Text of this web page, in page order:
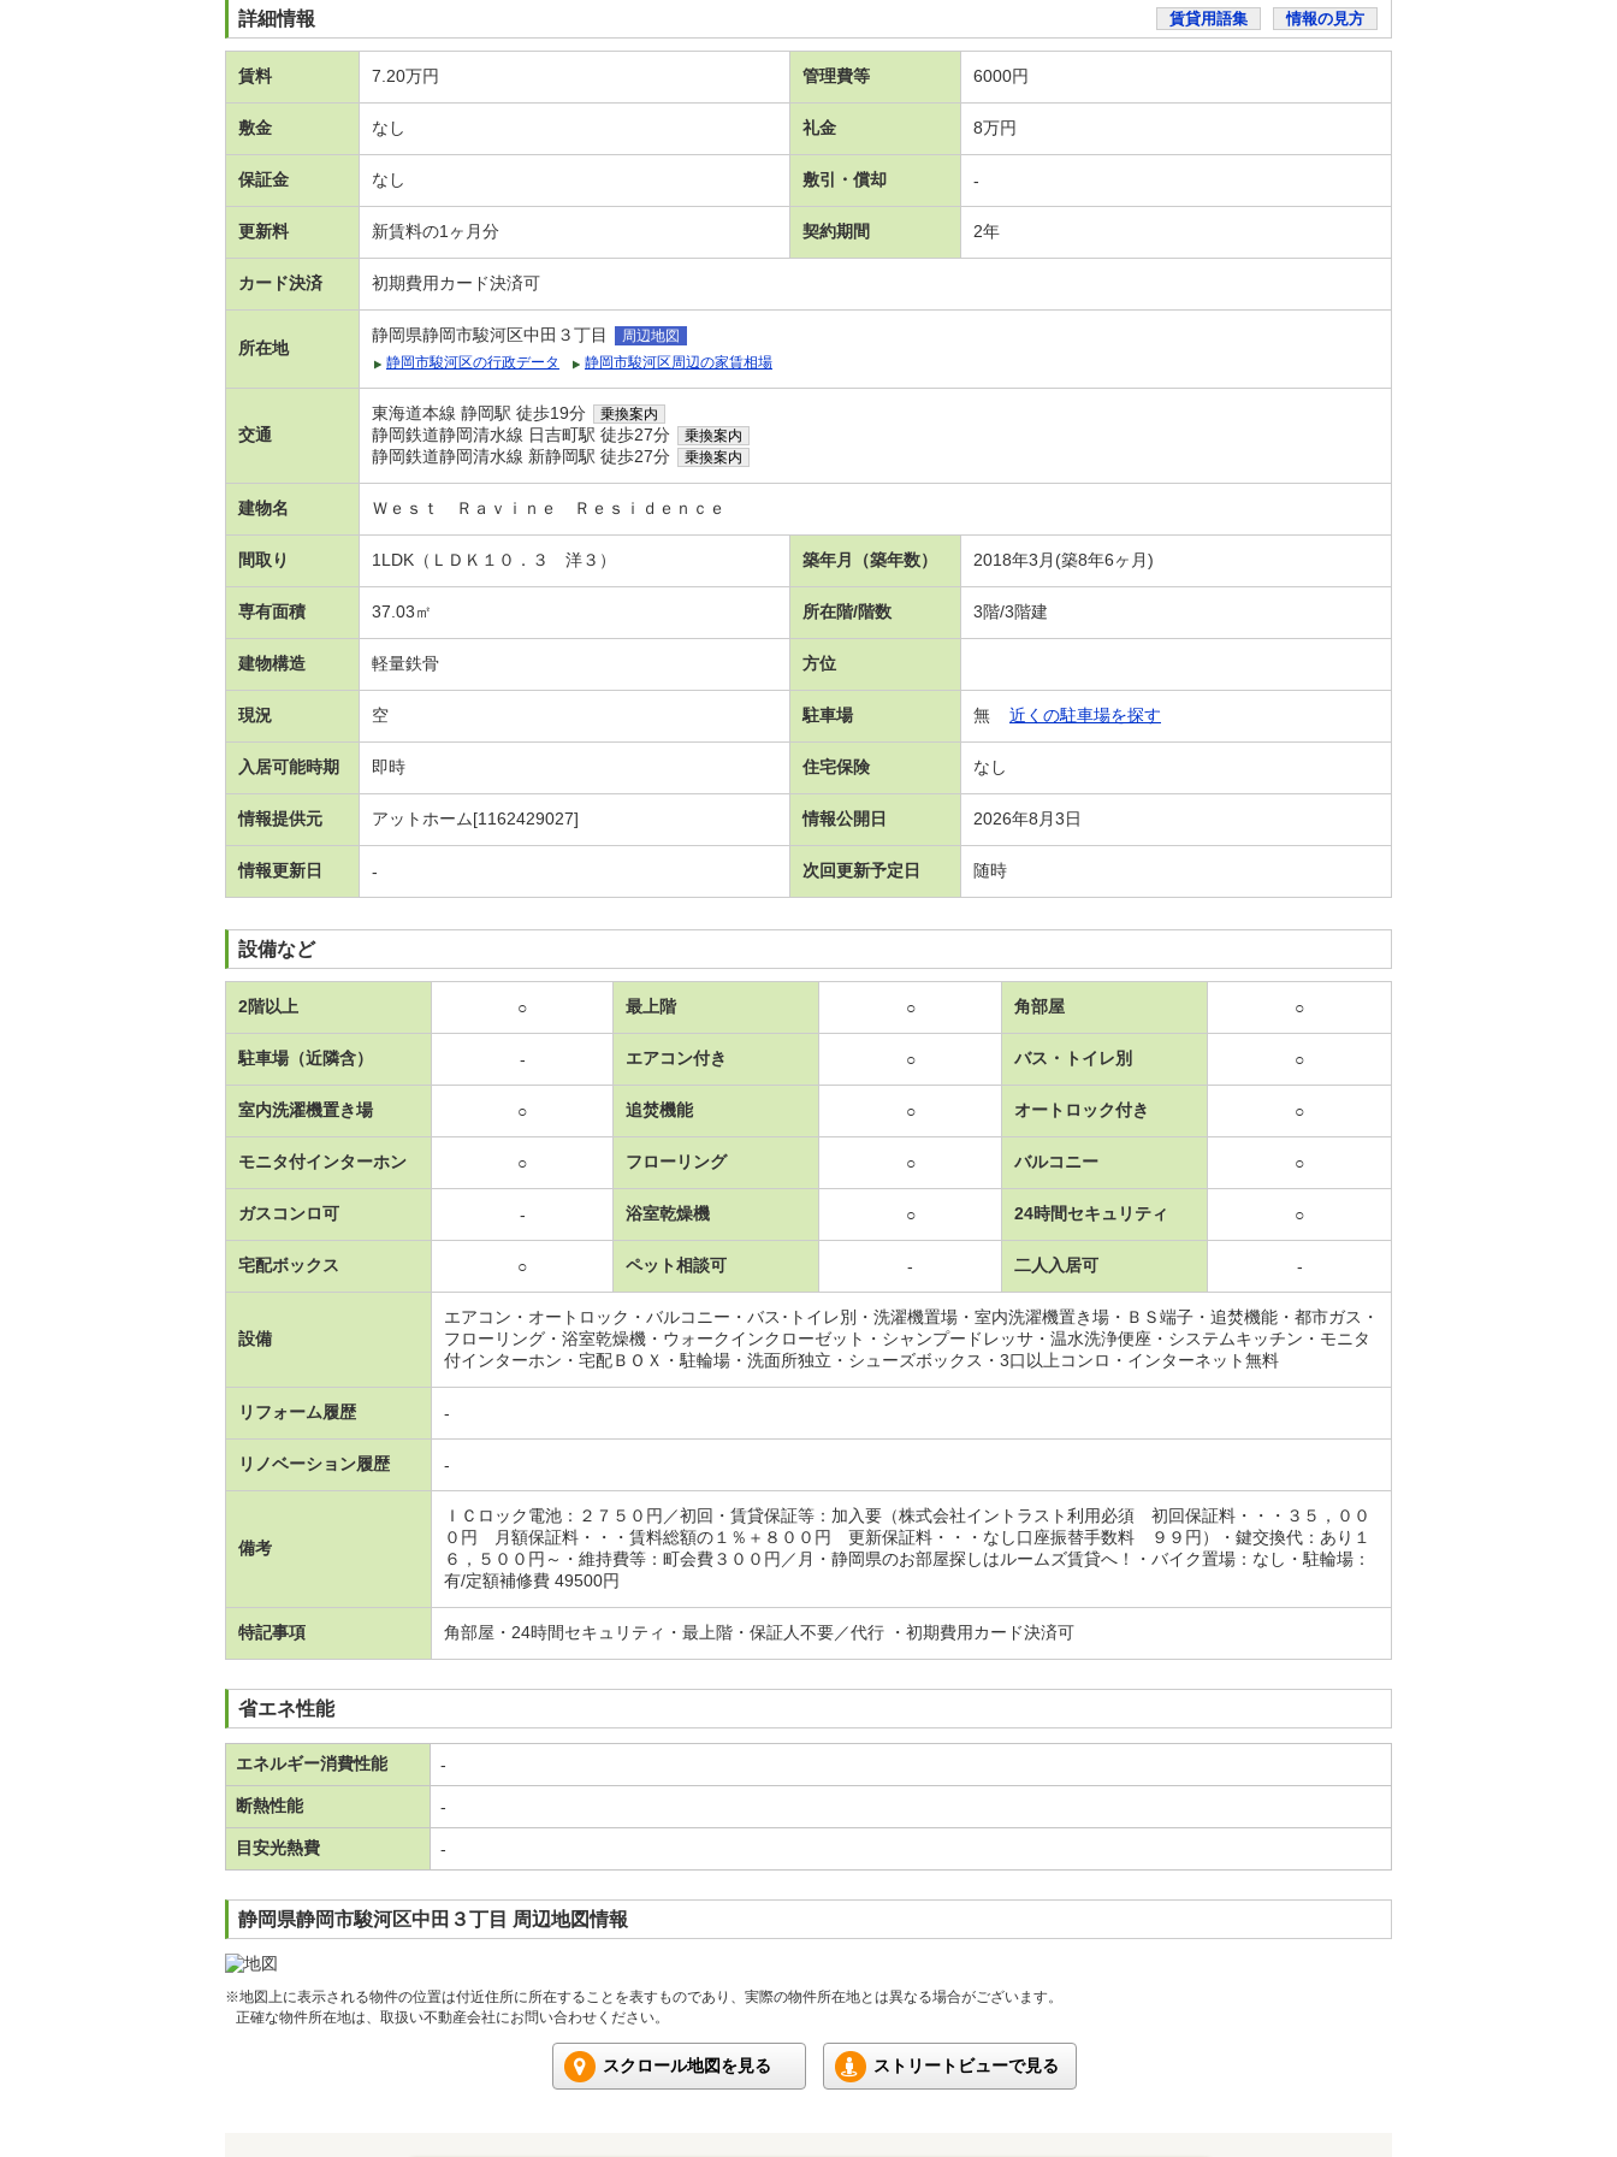
詳細情報 賃貸用語集 情報の見方
賃料 7.20万円 管理費等 6000円
敷金 なし 礼金 8万円
保証金 なし 敷引・償却 -
更新料 新賃料の1ヶ月分 契約期間 2年
カード決済 初期費用カード決済可
所在地
静岡県静岡市駿河区中田３丁目
周辺地図
静岡市駿河区の行政データ
静岡市駿河区周辺の家賃相場
交通
東海道本線 静岡駅 徒歩19分 乗換案内
静岡鉄道静岡清水線 日吉町駅 徒歩27分 乗換案内
静岡鉄道静岡清水線 新静岡駅 徒歩27分 乗換案内
建物名 Ｗｅｓｔ Ｒａｖｉｎｅ Ｒｅｓｉｄｅｎｃｅ
間取り 1LDK（ＬＤＫ１０．３ 洋３） 築年月（築年数） 2018年3月(築8年6ヶ月)
専有面積 37.03㎡ 所在階/階数 3階/3階建
建物構造 軽量鉄骨 方位
現況 空 駐車場 無 近くの駐車場を探す
入居可能時期 即時 住宅保険 なし
情報提供元 アットホーム[1162429027] 情報公開日 2026年8月3日
情報更新日 - 次回更新予定日 随時
設備など
2階以上 ○ 最上階 ○ 角部屋 ○
駐車場（近隣含） - エアコン付き ○ バス・トイレ別 ○
室内洗濯機置き場 ○ 追焚機能 ○ オートロック付き ○
モニタ付インターホン ○ フローリング ○ バルコニー ○
ガスコンロ可 - 浴室乾燥機 ○ 24時間セキュリティ ○
宅配ボックス ○ ペット相談可 - 二人入居可 -
設備
エアコン・オートロック・バルコニー・バス･トイレ別・洗濯機置場・室内洗濯機置き場・ＢＳ端子・追焚機能・都市ガス・
フローリング・浴室乾燥機・ウォークインクローゼット・シャンプードレッサ・温水洗浄便座・システムキッチン・モニタ
付インターホン・宅配ＢＯＸ・駐輪場・洗面所独立・シューズボックス・3口以上コンロ・インターネット無料
リフォーム履歴 -
リノベーション履歴 -
備考
ＩＣロック電池：２７５０円／初回・賃貸保証等：加入要（株式会社イントラスト利用必須 初回保証料・・・３５，００
０円 月額保証料・・・賃料総額の１％＋８００円 更新保証料・・・なし口座振替手数料 ９９円）・鍵交換代：あり１
６，５００円～・維持費等：町会費３００円／月・静岡県のお部屋探しはルームズ賃貸へ！・バイク置場：なし・駐輪場：
有/定額補修費 49500円
特記事項 角部屋・24時間セキュリティ・最上階・保証人不要／代行 ・初期費用カード決済可
省エネ性能
エネルギー消費性能 -
断熱性能 -
目安光熱費 -
静岡県静岡市駿河区中田３丁目 周辺地図情報
※地図上に表示される物件の位置は付近住所に所在することを表すものであり、実際の物件所在地とは異なる場合がございます。
正確な物件所在地は、取扱い不動産会社にお問い合わせください。
スクロール地図を見る ストリートビューで見る